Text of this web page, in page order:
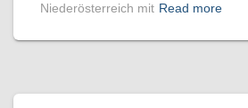
Niederösterreich mit Read more